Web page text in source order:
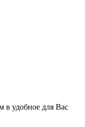
в удобное для Вас